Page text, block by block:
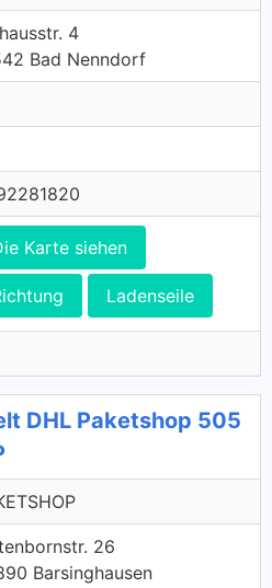
4
Bad Nenndorf
Karte siehen
Ladenseile
DHL Paketshop 505
26
Barsinghausen